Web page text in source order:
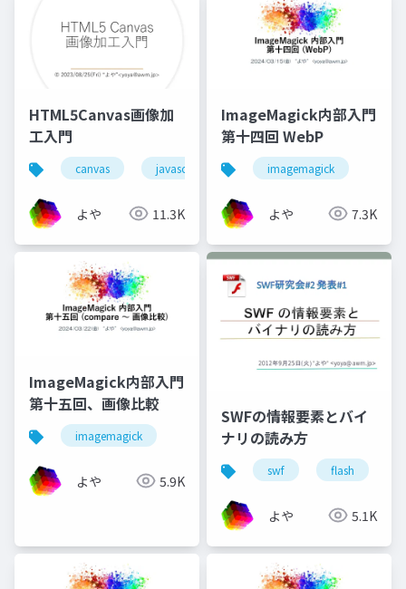
HTML5Canvas画像加
工入門
canvas javascript
よや 11.3K
ImageMagick内部入門
第十四回 WebP
imagemagick
よや 7.3K
ImageMagick内部入門
第十五回、画像比較
imagemagick
よや 5.9K
SWFの情報要素とバイ
ナリの読み方
swf flash
よや 5.1K